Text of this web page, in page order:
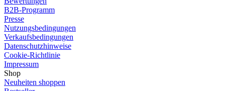
B2B-Programm
Presse
Nutzungsbedingungen
Verkaufsbedingungen
Datenschutzhinweise
Cookie-Richtlinie
Impressum
Shop
Neuheiten shoppen